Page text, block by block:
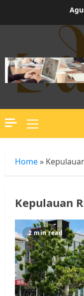
Primary
Menu
Home »
Kepulauan
2 min read